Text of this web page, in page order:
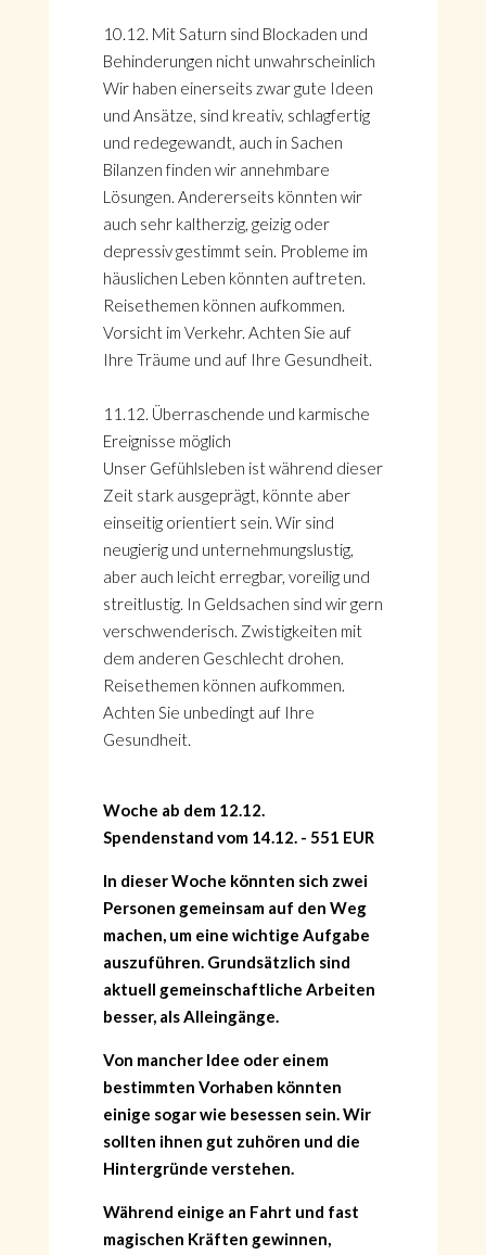
10.12. Mit Saturn sind Blockaden und
Behinderungen nicht unwahrscheinlich
Wir haben einerseits zwar gute Ideen
und Ansätze, sind kreativ, schlagfertig
und redegewandt, auch in Sachen
Bilanzen finden wir annehmbare
Lösungen. Andererseits könnten wir
auch sehr kaltherzig, geizig oder
depressiv gestimmt sein. Probleme im
häuslichen Leben könnten auftreten.
Reisethemen können aufkommen.
Vorsicht im Verkehr. Achten Sie auf
Ihre Träume und auf Ihre Gesundheit.
11.12. Überraschende und karmische
Ereignisse möglich
Unser Gefühlsleben ist während dieser
Zeit stark ausgeprägt, könnte aber
einseitig orientiert sein. Wir sind
neugierig und unternehmungslustig,
aber auch leicht erregbar, voreilig und
streitlustig. In Geldsachen sind wir gern
verschwenderisch. Zwistigkeiten mit
dem anderen Geschlecht drohen.
Reisethemen können aufkommen.
Achten Sie unbedingt auf Ihre
Gesundheit.
Woche ab dem 12.12.
Spendenstand vom 14.12. - 551 EUR
In dieser Woche könnten sich zwei
Personen gemeinsam auf den Weg
machen, um eine wichtige Aufgabe
auszuführen. Grundsätzlich sind
aktuell gemeinschaftliche Arbeiten
besser, als Alleingänge.
Von mancher Idee oder einem
bestimmten Vorhaben könnten
einige sogar wie besessen sein. Wir
sollten ihnen gut zuhören und die
Hintergründe verstehen.
Während einige an Fahrt und fast
magischen Kräften gewinnen,